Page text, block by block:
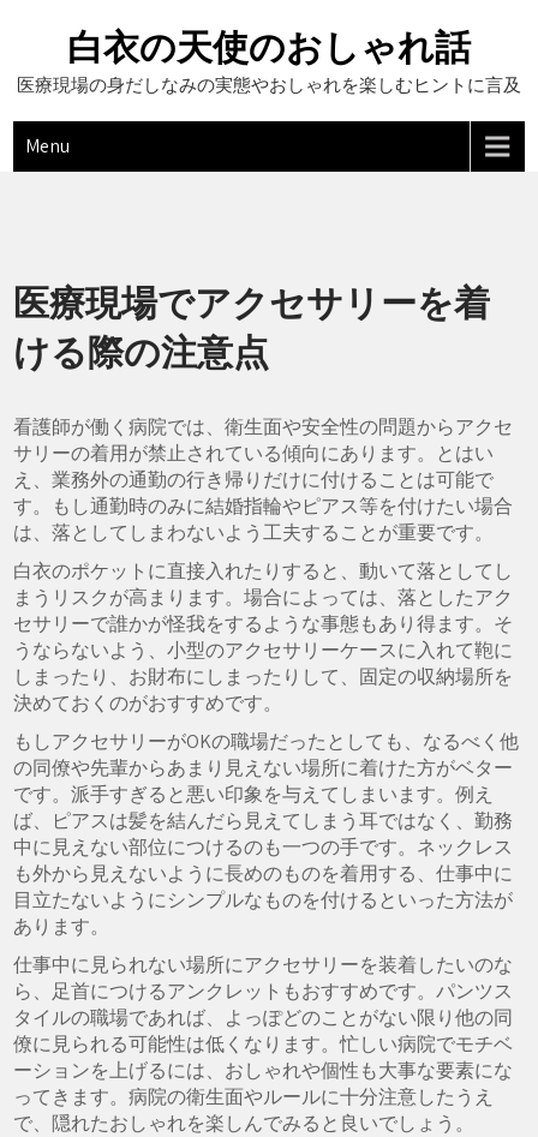
白衣の天使のおしゃれ話
医療現場の身だしなみの実態やおしゃれを楽しむヒントに言及
Menu
医療現場でアクセサリーを着
ける際の注意点
看護師が働く病院では、衛生面や安全性の問題からアクセ
サリーの着用が禁止されている傾向にあります。とはい
え、業務外の通勤の行き帰りだけに付けることは可能で
す。もし通勤時のみに結婚指輪やピアス等を付けたい場合
は、落としてしまわないよう工夫することが重要です。
白衣のポケットに直接入れたりすると、動いて落としてし
まうリスクが高まります。場合によっては、落としたアク
セサリーで誰かが怪我をするような事態もあり得ます。そ
うならないよう、小型のアクセサリーケースに入れて鞄に
しまったり、お財布にしまったりして、固定の収納場所を
決めておくのがおすすめです。
もしアクセサリーがOKの職場だったとしても、なるべく他
の同僚や先輩からあまり見えない場所に着けた方がベター
です。派手すぎると悪い印象を与えてしまいます。例え
ば、ピアスは髪を結んだら見えてしまう耳ではなく、勤務
中に見えない部位につけるのも一つの手です。ネックレス
も外から見えないように長めのものを着用する、仕事中に
目立たないようにシンプルなものを付けるといった方法が
あります。
仕事中に見られない場所にアクセサリーを装着したいのな
ら、足首につけるアンクレットもおすすめです。パンツス
タイルの職場であれば、よっぽどのことがない限り他の同
僚に見られる可能性は低くなります。忙しい病院でモチベ
ーションを上げるには、おしゃれや個性も大事な要素にな
ってきます。病院の衛生面やルールに十分注意したうえ
で、隠れたおしゃれを楽しんでみると良いでしょう。